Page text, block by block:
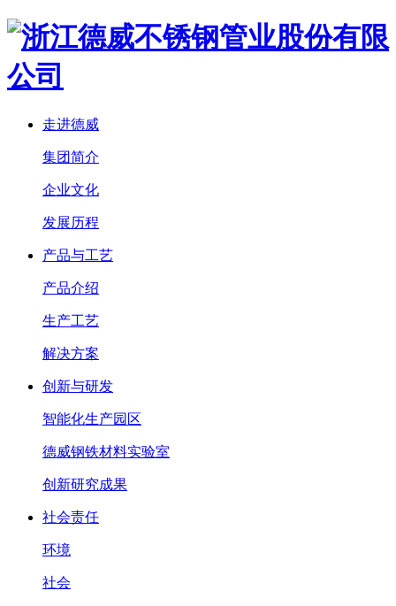
走进德威
集团简介
企业文化
发展历程
产品与工艺
产品介绍
生产工艺
解决方案
创新与研发
智能化生产园区
德威钢铁材料实验室
创新研究成果
社会责任
环境
社会